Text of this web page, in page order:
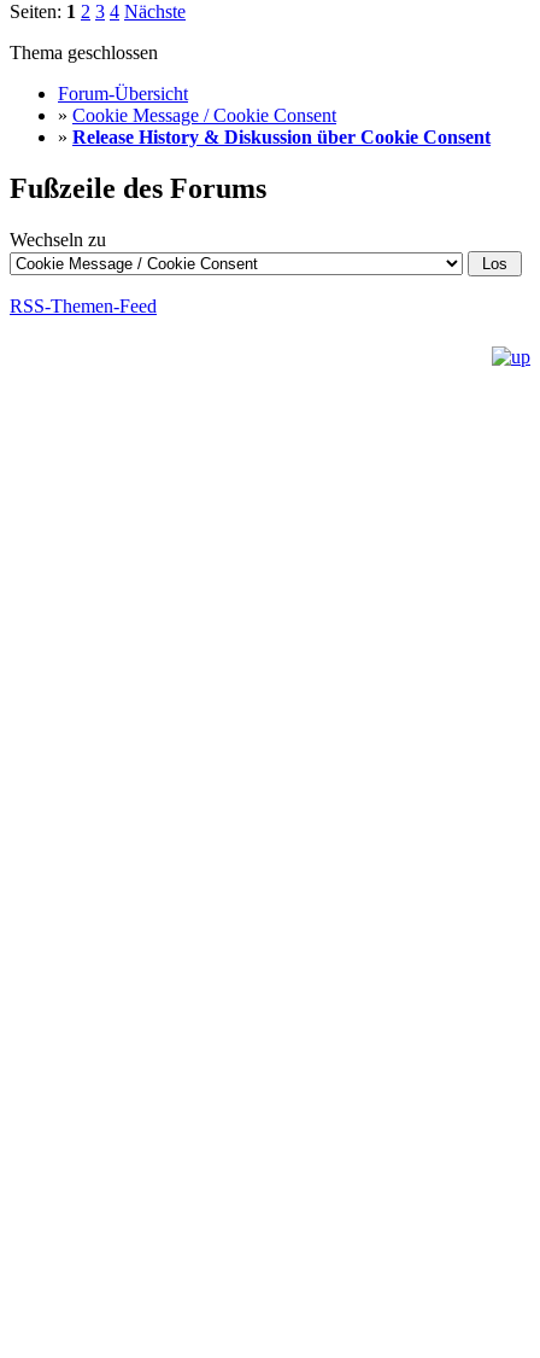
Seiten: 1 2 3 4 Nächste
Thema geschlossen
Forum-Übersicht
» Cookie Message / Cookie Consent
» Release History & Diskussion über Cookie Consent
Fußzeile des Forums
Wechseln zu
RSS-Themen-Feed